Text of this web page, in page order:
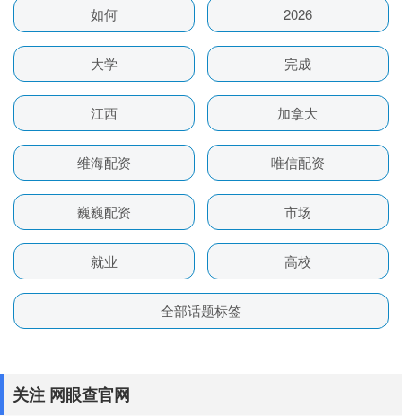
如何 2026
大学 完成
江西 加拿大
维海配资 唯信配资
巍巍配资 市场
就业 高校
全部话题标签
关注 网眼查官网